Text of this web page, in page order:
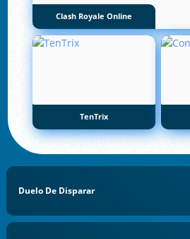
Clash Royale Online
TenTrix
Duelo De Disparar